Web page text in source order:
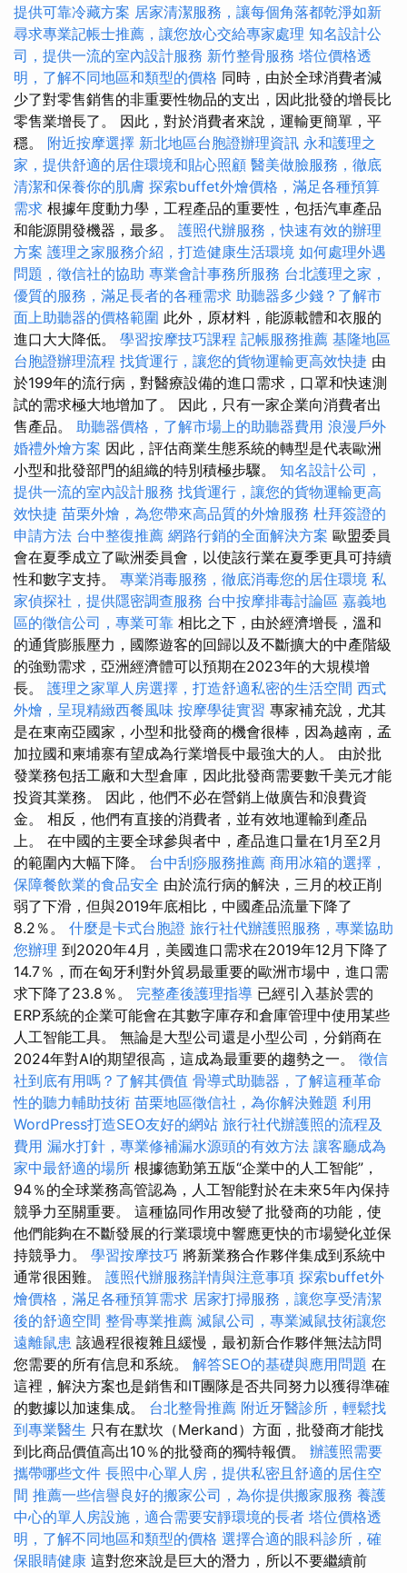
提供可靠冷藏方案 居家清潔服務，讓每個角落都乾淨如新
尋求專業記帳士推薦，讓您放心交給專家處理 知名設計公
司，提供一流的室內設計服務 新竹整骨服務 塔位價格透
明，了解不同地區和類型的價格 同時，由於全球消費者減
少了對零售銷售的非重要性物品的支出，因此批發的增長比
零售業增長了。 因此，對於消費者來說，運輸更簡單，平
穩。 附近按摩選擇 新北地區台胞證辦理資訊 永和護理之
家，提供舒適的居住環境和貼心照顧 醫美做臉服務，徹底
清潔和保養你的肌膚 探索buffet外燴價格，滿足各種預算
需求 根據年度動力學，工程產品的重要性，包括汽車產品
和能源開發機器，最多。 護照代辦服務，快速有效的辦理
方案 護理之家服務介紹，打造健康生活環境 如何處理外遇
問題，徵信社的協助 專業會計事務所服務 台北護理之家，
優質的服務，滿足長者的各種需求 助聽器多少錢？了解市
面上助聽器的價格範圍 此外，原材料，能源載體和衣服的
進口大大降低。 學習按摩技巧課程 記帳服務推薦 基隆地區
台胞證辦理流程 找貨運行，讓您的貨物運輸更高效快捷 由
於199年的流行病，對醫療設備的進口需求，口罩和快速測
試的需求極大地增加了。 因此，只有一家企業向消費者出
售產品。 助聽器價格，了解市場上的助聽器費用 浪漫戶外
婚禮外燴方案 因此，評估商業生態系統的轉型是代表歐洲
小型和批發部門的組織的特別積極步驟。 知名設計公司，
提供一流的室內設計服務 找貨運行，讓您的貨物運輸更高
效快捷 苗栗外燴，為您帶來高品質的外燴服務 杜拜簽證的
申請方法 台中整復推薦 網路行銷的全面解決方案 歐盟委員
會在夏季成立了歐洲委員會，以使該行業在夏季更具可持續
性和數字支持。 專業消毒服務，徹底消毒您的居住環境 私
家偵探社，提供隱密調查服務 台中按摩排毒討論區 嘉義地
區的徵信公司，專業可靠 相比之下，由於經濟增長，溫和
的通貨膨脹壓力，國際遊客的回歸以及不斷擴大的中產階級
的強勁需求，亞洲經濟體可以預期在2023年的大規模增
長。 護理之家單人房選擇，打造舒適私密的生活空間 西式
外燴，呈現精緻西餐風味 按摩學徒實習 專家補充說，尤其
是在東南亞國家，小型和批發商的機會很棒，因為越南，孟
加拉國和柬埔寨有望成為行業增長中最強大的人。 由於批
發業務包括工廠和大型倉庫，因此批發商需要數千美元才能
投資其業務。 因此，他們不必在營銷上做廣告和浪費資
金。 相反，他們有直接的消費者，並有效地運輸到產品
上。 在中國的主要全球參與者中，產品進口量在1月至2月
的範圍內大幅下降。 台中刮痧服務推薦 商用冰箱的選擇，
保障餐飲業的食品安全 由於流行病的解決，三月的校正削
弱了下滑，但與2019年底相比，中國產品流量下降了
8.2％。 什麼是卡式台胞證 旅行社代辦護照服務，專業協助
您辦理 到2020年4月，美國進口需求在2019年12月下降了
14.7％，而在匈牙利對外貿易最重要的歐洲市場中，進口需
求下降了23.8％。 完整產後護理指導 已經引入基於雲的
ERP系統的企業可能會在其數字庫存和倉庫管理中使用某些
人工智能工具。 無論是大型公司還是小型公司，分銷商在
2024年對AI的期望很高，這成為最重要的趨勢之一。 徵信
社到底有用嗎？了解其價值 骨導式助聽器，了解這種革命
性的聽力輔助技術 苗栗地區徵信社，為你解決難題 利用
WordPress打造SEO友好的網站 旅行社代辦護照的流程及
費用 漏水打針，專業修補漏水源頭的有效方法 讓客廳成為
家中最舒適的場所 根據德勤第五版“企業中的人工智能”，
94％的全球業務高管認為，人工智能對於在未來5年內保持
競爭力至關重要。 這種協同作用改變了批發商的功能，使
他們能夠在不斷發展的行業環境中響應更快的市場變化並保
持競爭力。 學習按摩技巧 將新業務合作夥伴集成到系統中
通常很困難。 護照代辦服務詳情與注意事項 探索buffet外
燴價格，滿足各種預算需求 居家打掃服務，讓您享受清潔
後的舒適空間 整骨專業推薦 滅鼠公司，專業滅鼠技術讓您
遠離鼠患 該過程很複雜且緩慢，最初新合作夥伴無法訪問
您需要的所有信息和系統。 解答SEO的基礎與應用問題 在
這裡，解決方案也是銷售和IT團隊是否共同努力以獲得準確
的數據以加速集成。 台北整骨推薦 附近牙醫診所，輕鬆找
到專業醫生 只有在默坎（Merkand）方面，批發商才能找
到比商品價值高出10％的批發商的獨特報價。 辦護照需要
攜帶哪些文件 長照中心單人房，提供私密且舒適的居住空
間 推薦一些信譽良好的搬家公司，為你提供搬家服務 養護
中心的單人房設施，適合需要安靜環境的長者 塔位價格透
明，了解不同地區和類型的價格 選擇合適的眼科診所，確
保眼睛健康 這對您來說是巨大的潛力，所以不要繼續前